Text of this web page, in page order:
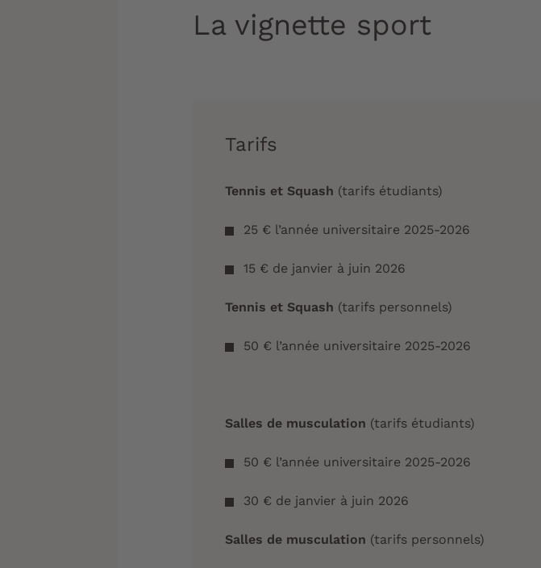
La vignette sport
Tarifs
Tennis et Squash (tarifs étudiants)
25 € l’année universitaire 2025-2026
15 € de janvier à juin 2026
Tennis et Squash (tarifs personnels)
50 € l’année universitaire 2025-2026
Salles de musculation (tarifs étudiants)
50 € l’année universitaire 2025-2026
30 € de janvier à juin 2026
Salles de musculation (tarifs personnels)